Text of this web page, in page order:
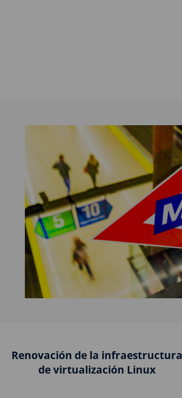
Renovación de la infraestructura
de virtualización Linux